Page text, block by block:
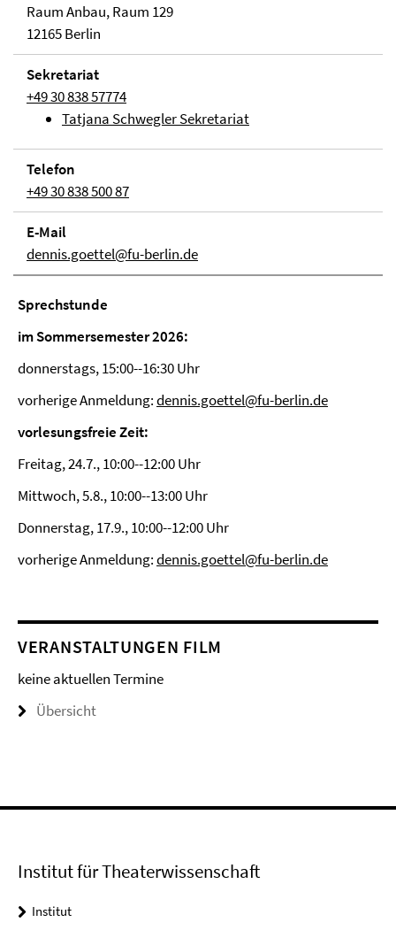
Raum Anbau, Raum 129
12165 Berlin
Sekretariat
+49 30 838 57774
Tatjana Schwegler Sekretariat
Telefon
+49 30 838 500 87
E-Mail
dennis.goettel@fu-berlin.de
Sprechstunde
im Sommersemester 2026:
donnerstags, 15:00--16:30 Uhr
vorherige Anmeldung:dennis.goettel@fu-berlin.de
vorlesungsfreie Zeit:
Freitag, 24.7., 10:00--12:00 Uhr
Mittwoch, 5.8., 10:00--13:00 Uhr
Donnerstag, 17.9., 10:00--12:00 Uhr
vorherige Anmeldung:dennis.goettel@fu-berlin.de
VERANSTALTUNGEN FILM
keine aktuellen Termine
Übersicht
Institut für Theaterwissenschaft
Institut